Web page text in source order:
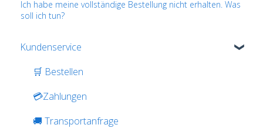
Ich habe meine vollständige Bestellung nicht erhalten. Was
soll ich tun?
Kundenservice
🛒 Bestellen
💳Zahlungen
🚚 Transportanfrage